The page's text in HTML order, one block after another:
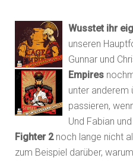
Wusstet ihr
unseren
Gunnar und
Empires
unter anderem
passieren,
Und Fabian
Fighter 2 noch lange nicht
zum Beispiel darüber,